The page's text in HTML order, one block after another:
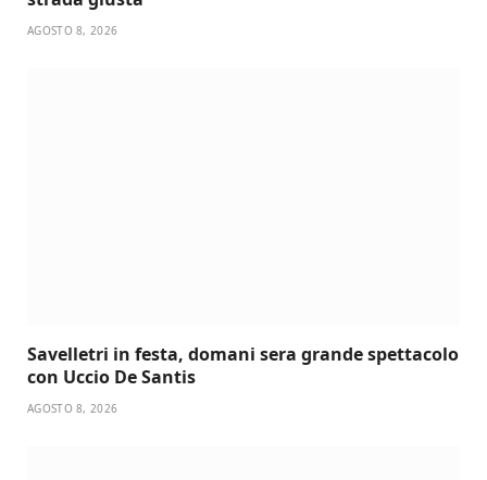
AGOSTO 8, 2026
Savelletri in festa, domani sera grande spettacolo
con Uccio De Santis
AGOSTO 8, 2026